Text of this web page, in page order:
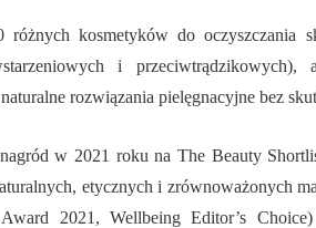
kosmetyków do oczyszczania
i
rozwiązania pielęgnacyjne bez
w 2021 roku na The Beauty
etycznych i zrównoważonych
2021, Wellbeing Editor’s